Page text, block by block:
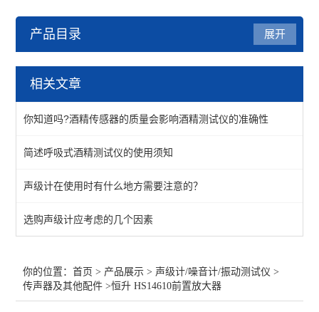
产品目录
声级计/噪音计/振动测试仪
传声器及其他配件
展开
相关文章
你知道吗?酒精传感器的质量会影响酒精测试仪的准确性
简述呼吸式酒精测试仪的使用须知
声级计在使用时有什么地方需要注意的？
选购声级计应考虑的几个因素
你的位置：首页 > 产品展示 > 声级计/噪音计/振动测试仪 >
传声器及其他配件 >恒升 HS14610前置放大器